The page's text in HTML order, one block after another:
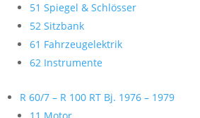
51 Spiegel & Schlösser
52 Sitzbank
61 Fahrzeugelektrik
62 Instrumente
R 60/7 – R 100 RT Bj. 1976 – 1979